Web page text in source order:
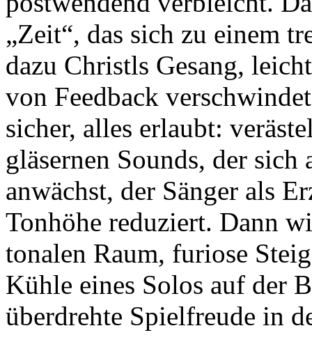
„Zeit“, das sich zu einem
dazu Christls Gesang,
von Feedback
sicher, alles erlaubt:
gläsernen Sounds, der
anwächst, der Sänger als
Tonhöhe reduziert. Dann
tonalen Raum, furiose
Kühle eines Solos auf der
überdrehte Spielfreude in